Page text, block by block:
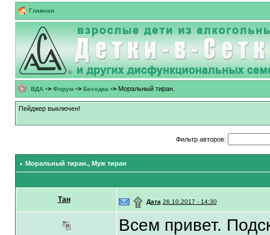
Главная
ВДА-> Форум-> Беседка -> Моральный тиран.
Пейджер выключен!
Фильтр авторов:
Моральный тиран., Муж тиран
Тан ۩ Дата 26.10.2017 - 14:30
Всем привет.